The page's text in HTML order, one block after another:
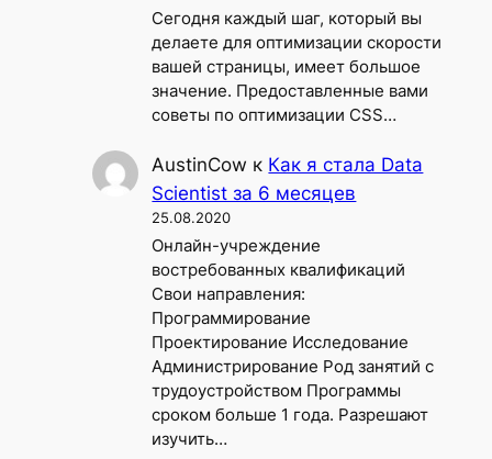
Сегодня каждый шаг, который вы
делаете для оптимизации скорости
вашей страницы, имеет большое
значение. Предоставленные вами
советы по оптимизации CSS…
AustinCow к Как я стала Data
Scientist за 6 месяцев
25.08.2020
Онлайн-учреждение
востребованных квалификаций
Свои направления:
Программирование
Проектирование Исследование
Администрирование Род занятий с
трудоустройством Программы
сроком больше 1 года. Разрешают
изучить…